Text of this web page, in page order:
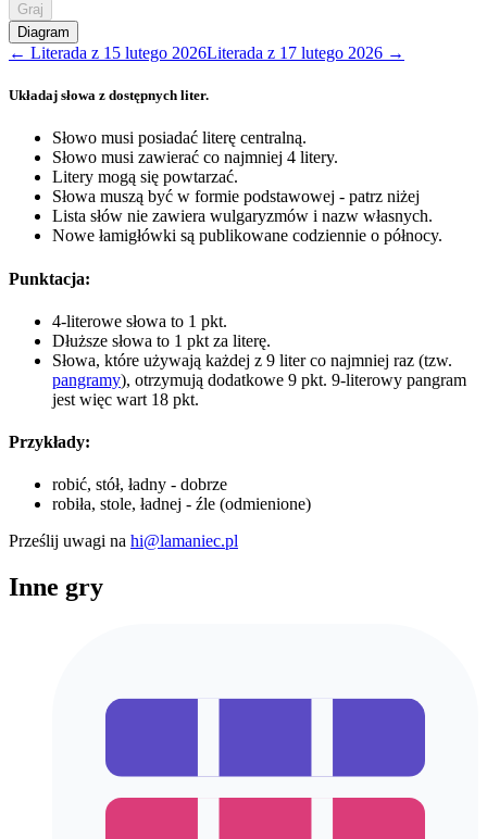
Graj
Diagram
← Literada z 15 lutego 2026Literada z 17 lutego 2026 →
Układaj słowa z dostępnych liter.
Słowo musi posiadać literę centralną.
Słowo musi zawierać co najmniej 4 litery.
Litery mogą się powtarzać.
Słowa muszą być w formie podstawowej - patrz niżej
Lista słów nie zawiera wulgaryzmów i nazw własnych.
Nowe łamigłówki są publikowane codziennie o północy.
Punktacja:
4-literowe słowa to 1 pkt.
Dłuższe słowa to 1 pkt za literę.
Słowa, które używają każdej z 9 liter co najmniej raz (tzw.
pangramy), otrzymują dodatkowe 9 pkt. 9-literowy pangram
jest więc wart 18 pkt.
Przykłady:
robić, stół, ładny - dobrze
robiła, stole, ładnej - źle (odmienione)
Prześlij uwagi na hi@lamaniec.pl
Inne gry